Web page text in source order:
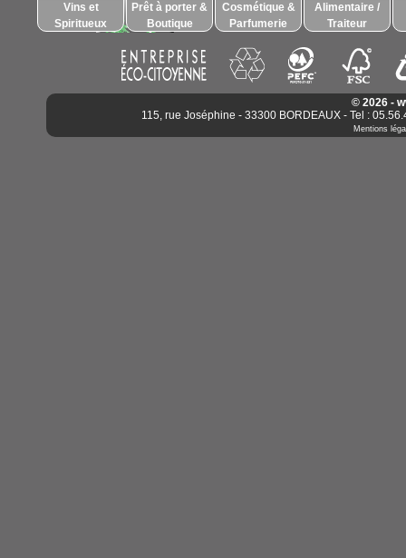
Vins et
Spiritueux
Prêt à porter &
Boutique
Cosmétique &
Parfumerie
Alimentaire /
Traiteur
© 2026 -
115, rue Joséphine - 33300 BORDEAUX - Tel :
Mentions